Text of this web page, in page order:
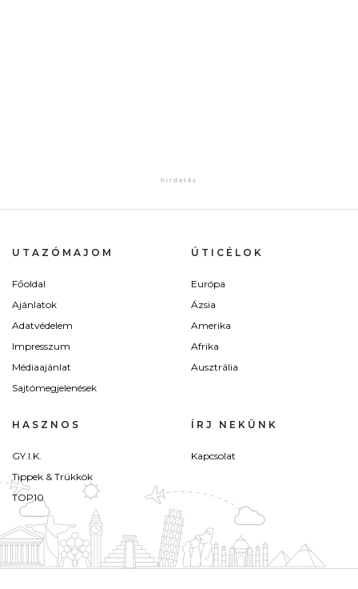
UTAZÓMAJOM
Főoldal
Ajánlatok
Adatvédelem
Impresszum
Médiaajánlat
Sajtómegjelenések
ÚTICÉLOK
Európa
Ázsia
Amerika
Afrika
Ausztrália
HASZNOS
GY.I.K.
Tippek & Trükkök
TOP10
ÍRJ NEKÜNK
Kapcsolat